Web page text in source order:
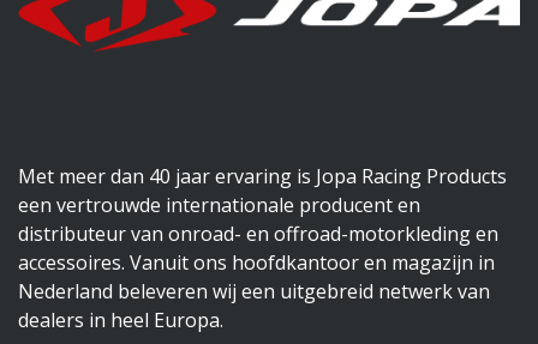
Met meer dan 40 jaar ervaring is Jopa Racing Products
een vertrouwde internationale producent en
distributeur van onroad- en offroad-motorkleding en
accessoires. Vanuit ons hoofdkantoor en magazijn in
Nederland beleveren wij een uitgebreid netwerk van
dealers in heel Europa.